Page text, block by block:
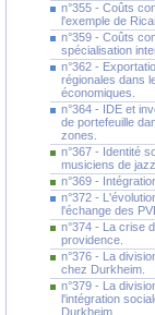
n°355 - Coûts
l'exemple de
n°359 - Coûts
spécialisation
n°362 -
régionales dans
économiques.
n°364 - IDE et
de portefeuille
zones.
n°367 - Identité
musiciens de jazz.
n°369 -
n°372 -
l'échange des
n°374 - La crise
providence.
n°376 - La
chez Durkheim.
n°379 - La
l'intégration
Durkheim.